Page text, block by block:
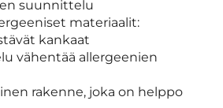
suunnittelu
materiaalit:
kankaat
vähentää allergeenien
rakenne, joka on helppo